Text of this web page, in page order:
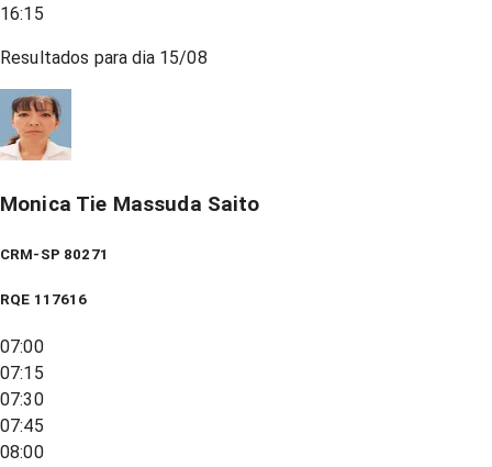
16:15
Resultados para dia 15/08
Monica Tie Massuda Saito
CRM-SP 80271
RQE 117616
07:00
07:15
07:30
07:45
08:00